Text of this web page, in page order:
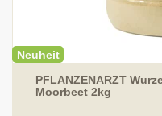
Neuheit
PFLANZENARZT
Moorbeet 2kg